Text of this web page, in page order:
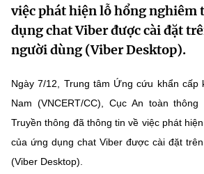
Chức năng nhiệm vụ
Cơ cấu tổ chức
Sở Khoa học và Công nghệ
Tin tức sự kiện
Khoa học và Công nghệ
Chuyển đổi số
Bưu chính, Viễn thông
Dịch vụ công
Hệ thống văn bản
Văn bản QPPL
Văn bản chỉ đạo điều hành
MST IOFFICE
THỐNG KÊ
việc phát hiện lỗ hổng nghiêm
dụng chat Viber được cài đặt
người dùng (Viber Desktop).
Ngày 7/12, Trung tâm Ứng cứu khẩn cấp
Nam (VNCERT/CC), Cục An toàn
Truyền thông đã thông tin về việc phát
của ứng dụng chat Viber được cài đặt
(Viber Desktop).